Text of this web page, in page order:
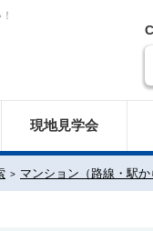
現地見学会
マンション（路線・駅か